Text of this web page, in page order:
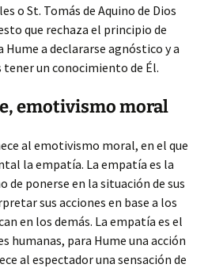
o St. Tomás de Aquino de Dios
que rechaza el principio de
Hume a declararse agnóstico y a
un conocimiento de Él.
emotivismo moral
al emotivismo moral, en el que
la empatía. La empatía es la
de ponerse en la situación de sus
sus acciones en base a los
en los demás. La empatía es el
humanas, para Hume una acción
al espectador una sensación de